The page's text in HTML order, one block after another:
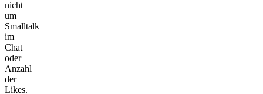
nicht
um
Smalltalk
im
Chat
oder
Anzahl
der
Likes.